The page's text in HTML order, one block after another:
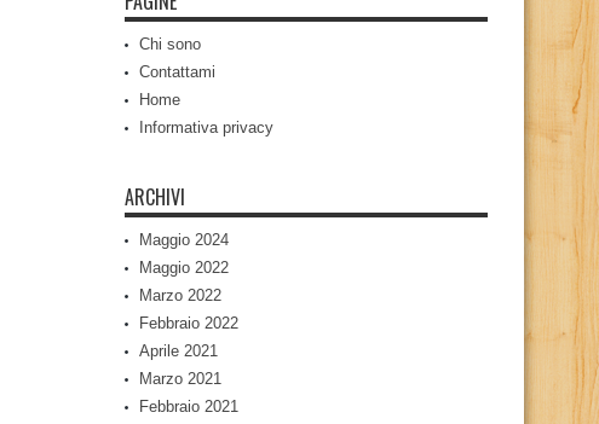
Chi sono
Contattami
Home
Informativa privacy
ARCHIVI
Maggio 2024
Maggio 2022
Marzo 2022
Febbraio 2022
Aprile 2021
Marzo 2021
Febbraio 2021